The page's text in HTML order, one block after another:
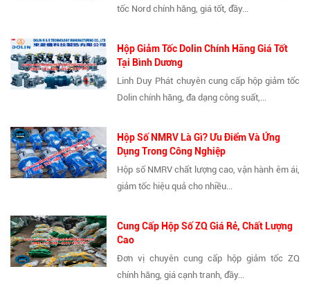
tốc Nord chính hãng, giá tốt, đầy...
Hộp Giảm Tốc Dolin Chính Hãng Giá Tốt
Tại Bình Dương
Linh Duy Phát chuyên cung cấp hộp giảm tốc
Dolin chính hãng, đa dạng công suất,...
Hộp Số NMRV Là Gì? Ưu Điểm Và Ứng
Dụng Trong Công Nghiệp
Hộp số NMRV chất lượng cao, vận hành êm ái,
giảm tốc hiệu quả cho nhiều...
Cung Cấp Hộp Số ZQ Giá Rẻ, Chất Lượng
Cao
Đơn vị chuyên cung cấp hộp giảm tốc ZQ
chính hãng, giá cạnh tranh, đầy...